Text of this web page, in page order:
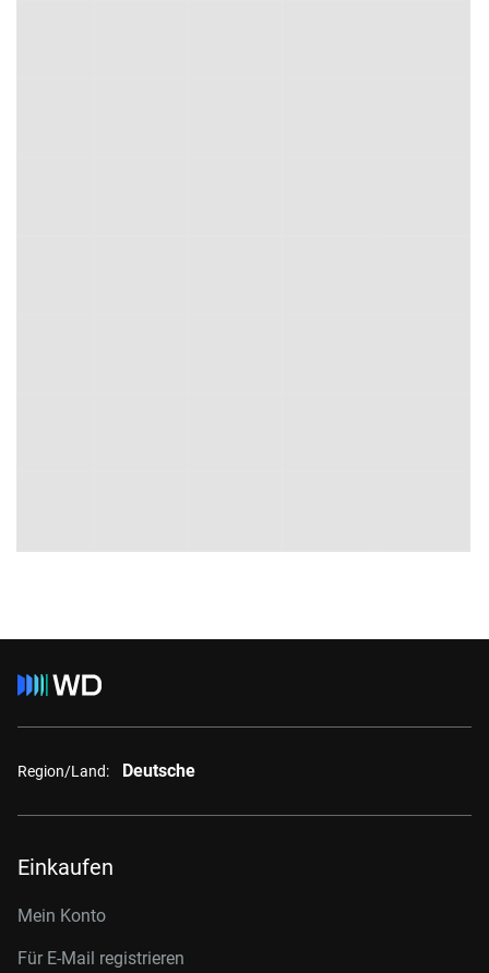
Region/Land: Deutsche
Einkaufen
Mein Konto
Für E-Mail registrieren